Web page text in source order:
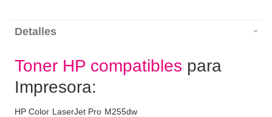
Detalles
Toner HP compatibles para
Impresora:
HP Color LaserJet Pro M255dw